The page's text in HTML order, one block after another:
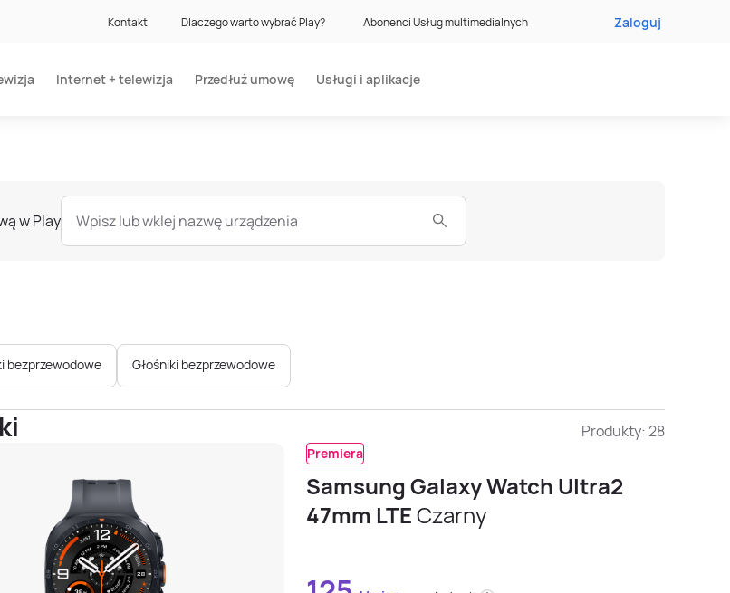
Kontakt Dlaczego warto wybrać Play? Abonenci Usług multimedialnych Zaloguj
Internet + telewizja Przedłuż umowę Usługi i aplikacje
w Play Wpisz lub wklej nazwę urządzenia
bezprzewodowe Głośniki bezprzewodowe
Produkty: 28
Premiera
Samsung Galaxy Watch Ultra2
47mm LTECzarny